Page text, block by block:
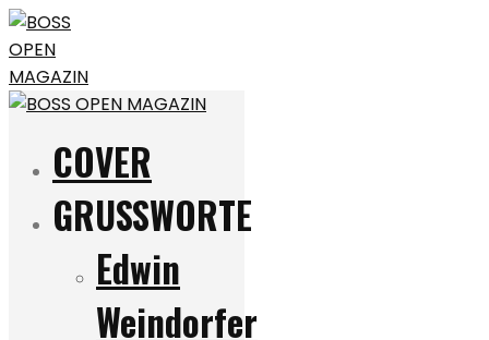
COVER
GRUSSWORTE
Edwin
Weindorfer